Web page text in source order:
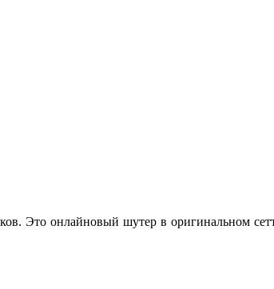
Это онлайновый шутер в оригинальном